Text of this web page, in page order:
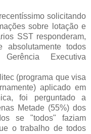
solicitando
sobre lotação e
SST responderam,
todos
Executiva
(programa que visa
aplicado em
foi perguntado a
Metade (55%) dos
se "todos" faziam
o trabalho de todos